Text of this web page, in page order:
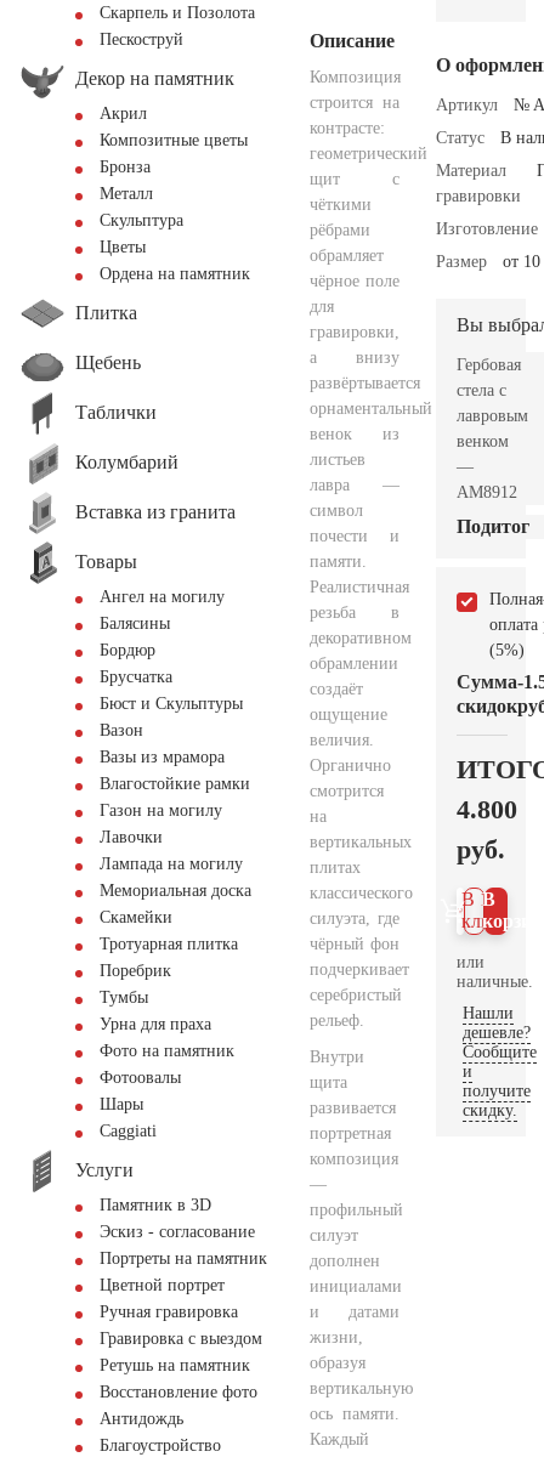
Скарпель и Позолота
Пескоструй
Декор на памятник
Акрил
Композитные цветы
Бронза
Металл
Скульптура
Цветы
Ордена на памятник
Плитка
Щебень
Таблички
Колумбарий
Вставка из гранита
Товары
Ангел на могилу
Балясины
Бордюр
Брусчатка
Бюст и Скульптуры
Вазон
Вазы из мрамора
Влагостойкие рамки
Газон на могилу
Лавочки
Лампада на могилу
Мемориальная доска
Скамейки
Тротуарная плитка
Поребрик
Тумбы
Урна для праха
Фото на памятник
Фотоовалы
Шары
Сaggiati
Услуги
Памятник в 3D
Эскиз - согласование
Портреты на памятник
Цветной портрет
Ручная гравировка
Гравировка с выездом
Ретушь на памятник
Восстановление фото
Антидождь
Благоустройство
Описание
Композиция
строится на
контрасте:
геометрический
щит с
чёткими
рёбрами
обрамляет
чёрное поле
для
гравировки,
а внизу
развёртывается
орнаментальный
венок из
листьев
лавра —
символ
почести и
памяти.
Реалистичная
резьба в
декоративном
обрамлении
создаёт
ощущение
величия.
Органично
смотрится
на
вертикальных
плитах
классического
силуэта, где
чёрный фон
подчеркивает
серебристый
рельеф.
Внутри
щита
развивается
портретная
композиция
—
профильный
силуэт
дополнен
инициалами
и датами
жизни,
образуя
вертикальную
ось памяти.
Каждый
О
Артикул
№
Статус
В
Материал
гравировки
Изготовление
Размер
от
Вы
Герб­овая
стела с
лавровым
венком
—
AM8912
Подитог
Полная
оплата
(5%)
Сумма
скидок
-
4.800
руб.
В
В 1
клик
или
наличные.
Нашли
дешевле?
Сообщите
и
получите
скидку.